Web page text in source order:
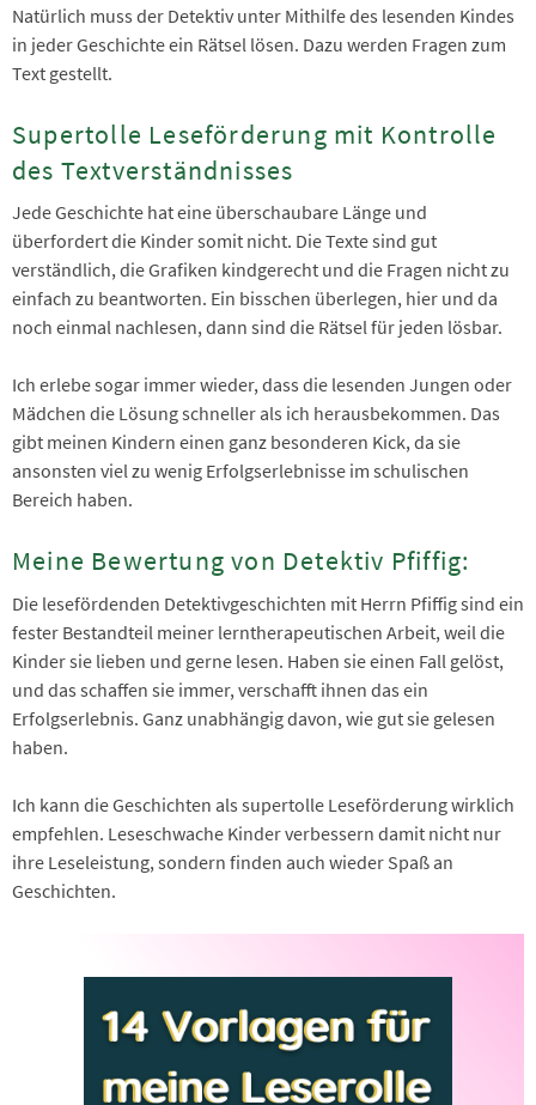
Natürlich muss der Detektiv unter Mithilfe des lesenden Kindes
in jeder Geschichte ein Rätsel lösen. Dazu werden Fragen zum
Text gestellt.
Supertolle Leseförderung mit Kontrolle
des Textverständnisses
Jede Geschichte hat eine überschaubare Länge und
überfordert die Kinder somit nicht. Die Texte sind gut
verständlich, die Grafiken kindgerecht und die Fragen nicht zu
einfach zu beantworten. Ein bisschen überlegen, hier und da
noch einmal nachlesen, dann sind die Rätsel für jeden lösbar.
Ich erlebe sogar immer wieder, dass die lesenden Jungen oder
Mädchen die Lösung schneller als ich herausbekommen. Das
gibt meinen Kindern einen ganz besonderen Kick, da sie
ansonsten viel zu wenig Erfolgserlebnisse im schulischen
Bereich haben.
Meine Bewertung von Detektiv Pfiffig:
Die lesefördenden Detektivgeschichten mit Herrn Pfiffig sind ein
fester Bestandteil meiner lerntherapeutischen Arbeit, weil die
Kinder sie lieben und gerne lesen. Haben sie einen Fall gelöst,
und das schaffen sie immer, verschafft ihnen das ein
Erfolgserlebnis. Ganz unabhängig davon, wie gut sie gelesen
haben.
Ich kann die Geschichten als supertolle Leseförderung wirklich
empfehlen. Leseschwache Kinder verbessern damit nicht nur
ihre Leseleistung, sondern finden auch wieder Spaß an
Geschichten.